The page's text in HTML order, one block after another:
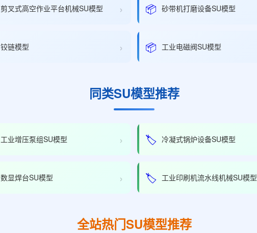
剪叉式高空作业平台机械SU模型 › 📦 砂带机打磨设备SU模型
铰链模型 › 📦 工业电磁阀SU模型
同类SU模型推荐
工业增压泵组SU模型 › 🏷️ 冷凝式锅炉设备SU模型
数显焊台SU模型 › 🏷️ 工业印刷机流水线机械SU模型
全站热门SU模型推荐